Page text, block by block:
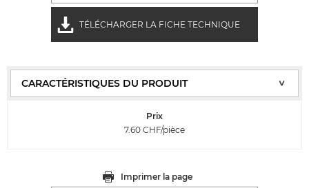
TÉLÉCHARGER LA FICHE TECHNIQUE
Prix
7.60 CHF/pièce
Imprimer la page